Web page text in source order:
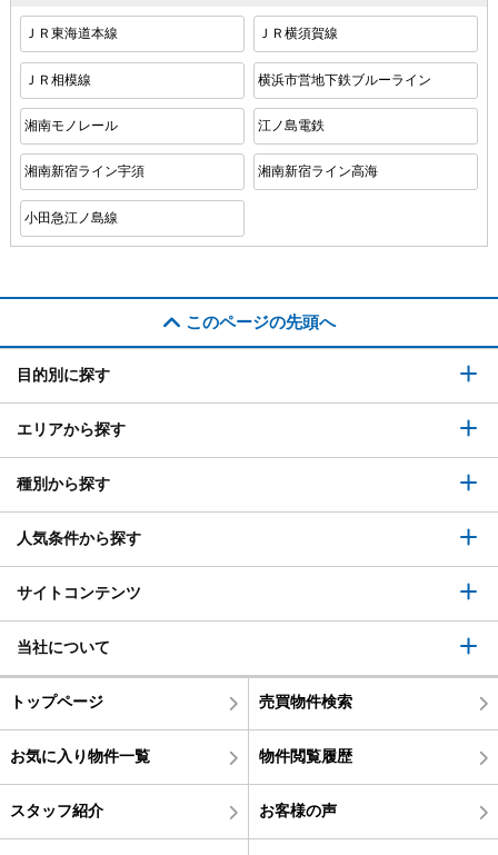
ＪＲ東海道本線 ＪＲ横須賀線
ＪＲ相模線 横浜市営地下鉄ブルーライン
湘南モノレール 江ノ島電鉄
湘南新宿ライン宇須 湘南新宿ライン高海
小田急江ノ島線
このページの先頭へ
目的別に探す
エリアから探す
種別から探す
人気条件から探す
サイトコンテンツ
当社について
トップページ 売買物件検索
お気に入り物件一覧 物件閲覧履歴
スタッフ紹介 お客様の声